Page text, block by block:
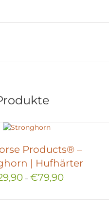
Products® –
| Hufhärter
– €79,90